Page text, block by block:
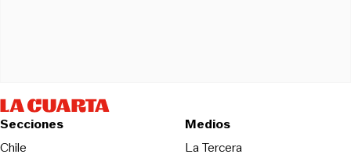
Secciones
Chile
Medios
La TerceraOpens in new